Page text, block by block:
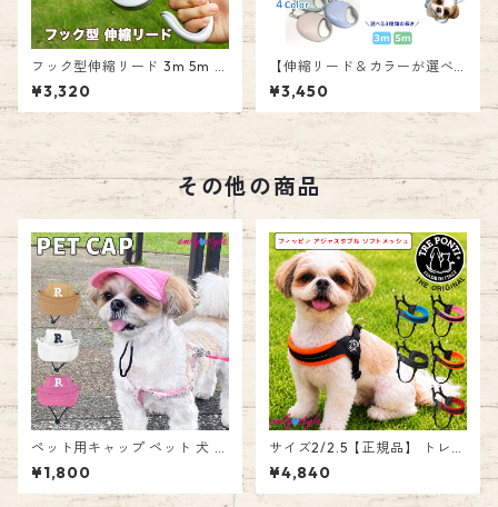
フック型伸縮リード 3m 5m ロ
ングリード リールリード テー
プタイプ 巻き取り 伸びるリー
ド 頑丈 自動巻き取り 大型犬
中型犬 小型犬 長い 長め お散
歩 お出かけ おしゃれ リーダー
ウォーク 愛犬 ペット 男の子
女の子 エミリースタイル emil
¥3,320
【伸縮リード＆カラーが選べ
るストラップセット】 3m 5m
ロングリード リールリード テ
ープタイプ 巻き取り 伸びるリ
ード 頑丈 自動巻き取り 大型犬
中型犬 小型犬 長い 長め お散
歩 お出かけ おしゃれ リーダー
ウォーク 愛犬 ペット 男の子
女の子 エミリースタイル emil
ystyle
¥3,450
その他の商品
ペット用キャップ ペット 犬 帽
子 ハット 紫外線防止 日よけ
可愛い 小物 小型犬 散歩 お出
かけ 男の子 女の子 エミリース
¥1,800
サイズ2/2.5【正規品】 トレポ
ンティ Tre Ponti フィッビア
アジャスタブル ソフトメッシ
ュ Fibbia adjustable type S
¥4,840